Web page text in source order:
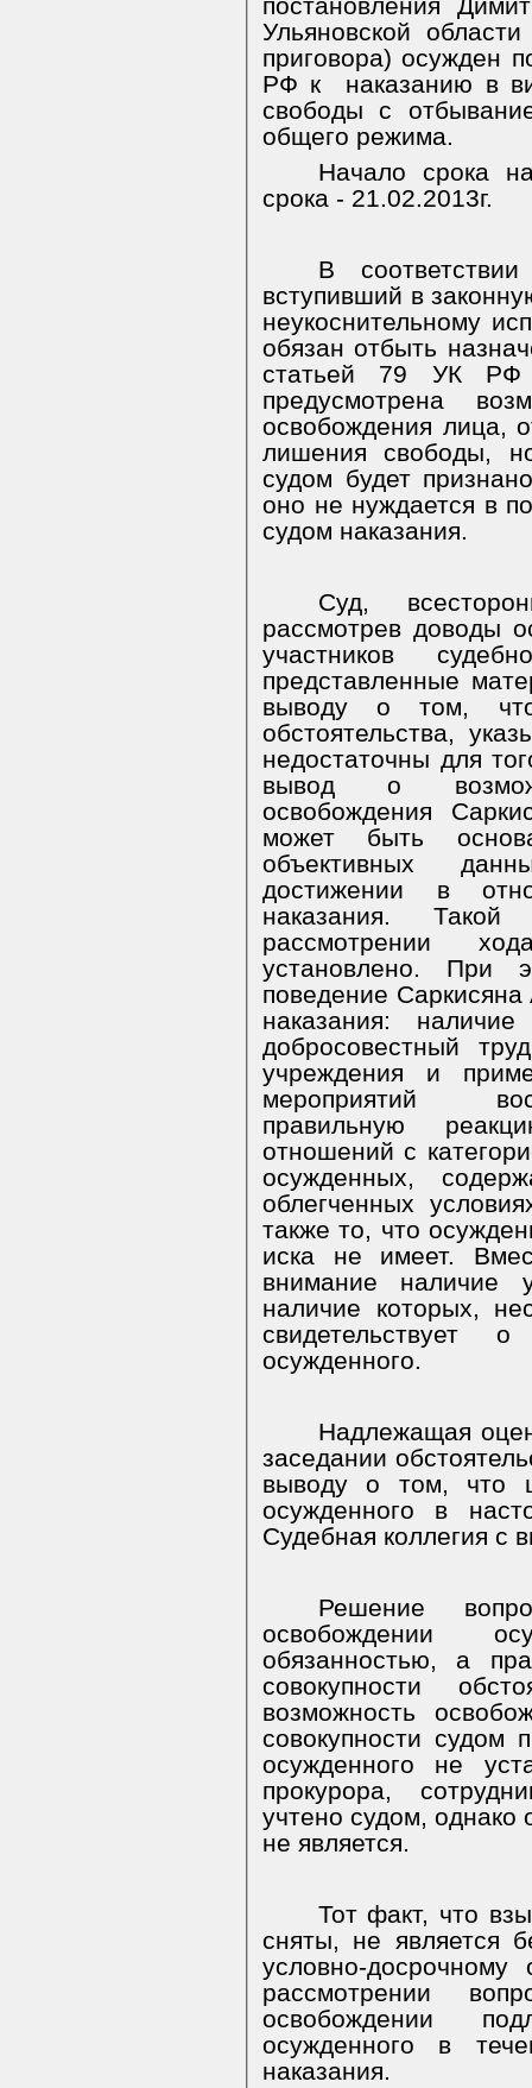
постановления
Ульяновской
приговора) осужден
РФ к
наказанию в
свободы с
общего режима.
Начало срока
срока - 21.02.2013г.
В
вступивший в
неукоснительному
обязан отбыть
статьей 79 УК РФ
предусмотрена
освобождения лица,
лишения свободы,
судом будет
оно не нуждается в
судом наказания.
Суд,
рассмотрев доводы
участников
представленные
выводу о том,
обстоятельства,
недостаточны для
вывод о
освобождения
может быть
объективных
достижении в
наказания.
рассмотрении
установлено. При
поведение
наказания:
добросовестный
учреждения и
мероприятий
правильную
отношений с
осужденных,
облегченных
также то, что
иска не имеет.
внимание наличие
наличие которых,
свидетельствует
осужденного.
Надлежащая
заседании
выводу о том, что
осужденного в
Судебная коллегия с
Решение
освобождении
обязанностью, а
совокупности
возможность
совокупности судом
осужденного не
прокурора,
учтено судом, однако
не является.
Тот факт, что
сняты, не является
условно-досрочному
рассмотрении
освобождении
осужденного в
наказания.